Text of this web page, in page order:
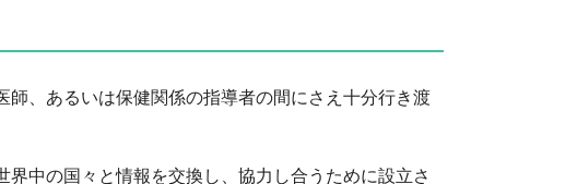
、あるいは保健関係の指導者の間にさえ十分行き渡
中の国々と情報を交換し、協力し合うために設立さ